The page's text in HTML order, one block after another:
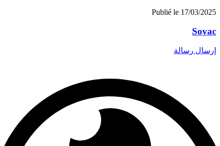
Publié le 17/03/2025
Sovac
إرسال رسالة